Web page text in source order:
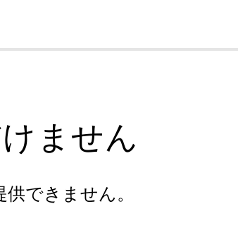
ません
できません。